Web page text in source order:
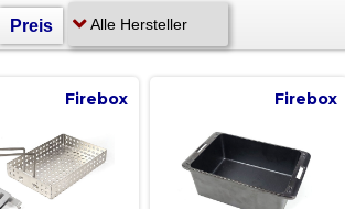
Preis
Firebox Firebox